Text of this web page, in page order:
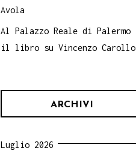
Avola
Al Palazzo Reale di Palermo
il libro su Vincenzo Carollo
ARCHIVI
Luglio 2026